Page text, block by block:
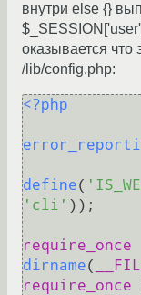
внутри else {}
оказывается что
/lib/config.php:
<?php
define(
'cli' ));
require_once
dirname(
require_once